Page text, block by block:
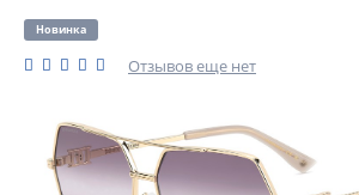
Новинка
Отзывов еще нет